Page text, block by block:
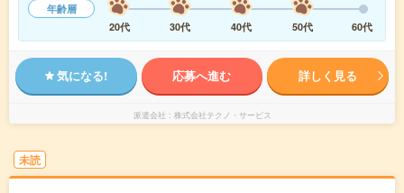
年齢層
20代
30代 40代 50代 60代
気になる! 応募へ進む 詳しく見る
派遣会社 株式会社テクノ・サービス
未読